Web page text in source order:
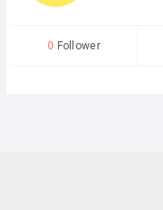
0 Follower